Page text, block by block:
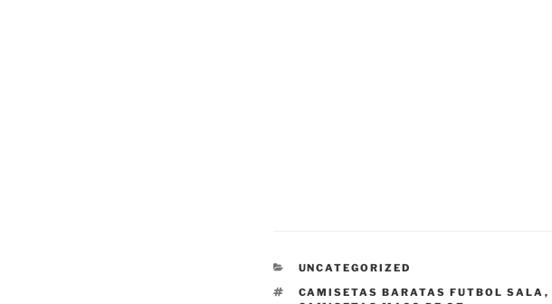
CATEGORÍAS
UNCATEGORIZED
ETIQUETAS
CAMISETAS BARATAS FUTBOL SALA ,